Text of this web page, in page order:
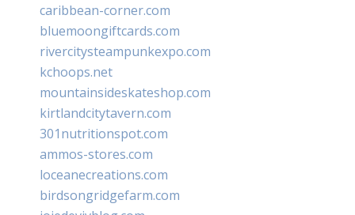
caribbean-corner.com
bluemoongiftcards.com
rivercitysteampunkexpo.com
kchoops.net
mountainsideskateshop.com
kirtlandcitytavern.com
301nutritionspot.com
ammos-stores.com
loceanecreations.com
birdsongridgefarm.com